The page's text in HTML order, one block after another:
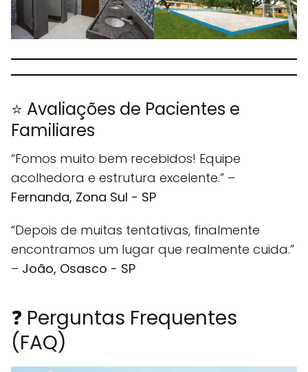
⭐ Avaliações de Pacientes e
Familiares
“Fomos muito bem recebidos! Equipe
acolhedora e estrutura excelente.” –
Fernanda, Zona Sul - SP
“Depois de muitas tentativas, finalmente
encontramos um lugar que realmente cuida.”
– João, Osasco - SP
❓ Perguntas Frequentes
(FAQ)